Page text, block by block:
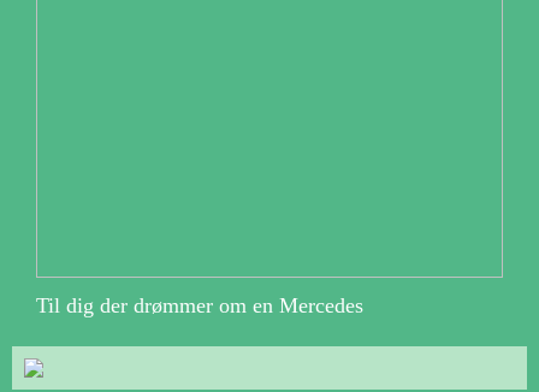
Til dig der drømmer om en Mercedes